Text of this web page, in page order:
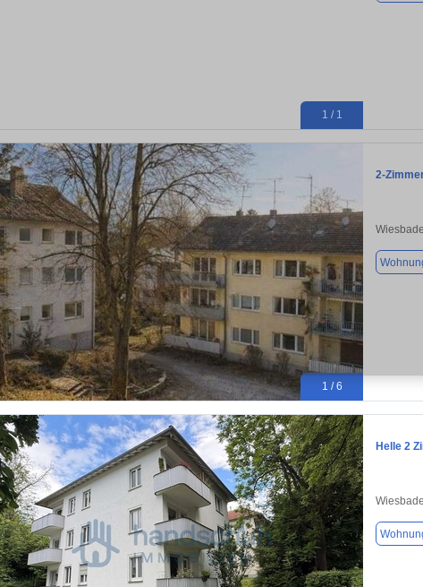
1 / 1
1 / 6
2-
Helle 2